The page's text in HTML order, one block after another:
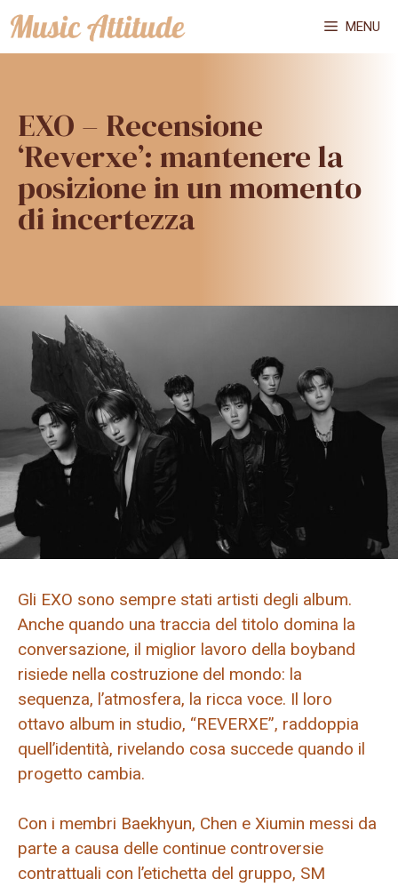
Vai
al
MENU
EXO – Recensione
‘Reverxe’: mantenere la
posizione in un momento
di incertezza
Gli EXO sono sempre stati artisti degli album.
Anche quando una traccia del titolo domina la
conversazione, il miglior lavoro della boyband
risiede nella costruzione del mondo: la
sequenza, l’atmosfera, la ricca voce. Il loro
ottavo album in studio, “REVERXE”, raddoppia
quell’identità, rivelando cosa succede quando il
progetto cambia.
Con i membri Baekhyun, Chen e Xiumin messi da
parte a causa delle continue controversie
contrattuali con l’etichetta del gruppo, SM